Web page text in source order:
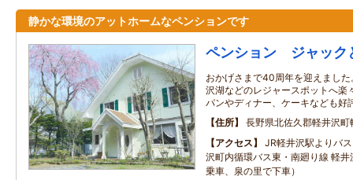
静かな環境のアットホームなペンションです
ペンション ジャック
おかげさまで40周年を迎えまし
沢湖などのレジャースポットへ楽
パンやディナー、ケーキなども好
住所
長野県北佐久郡軽井沢
アクセス
JR軽井沢駅よりバ
沢町内循環バス東・南廻り線 軽
乗車、泉の里で下車）